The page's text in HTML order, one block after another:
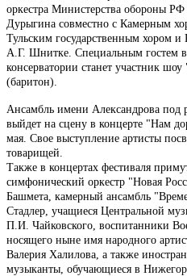
оркестра Министерства обороны РФ
Дурыгина совместно с Камерным
Тульским государственным
А.Г. Шнитке. Специальным гостем
консерватории станет участник
(баритон).
Ансамбль имени Александрова под
выйдет на сцену в концерте "Нам
мая. Свое выступление артисты
товарищей.
Также в концертах фестиваля
симфонический оркестр "Новая
Башмета, камерный ансамбль
Стадлер, учащиеся Центральной
П.И. Чайковского, воспитанники
носящего ныне имя народного
Валерия Халилова, а также
музыканты, обучающиеся в